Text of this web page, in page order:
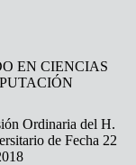
EN CIENCIAS
Ordinaria del H.
de Fecha 22